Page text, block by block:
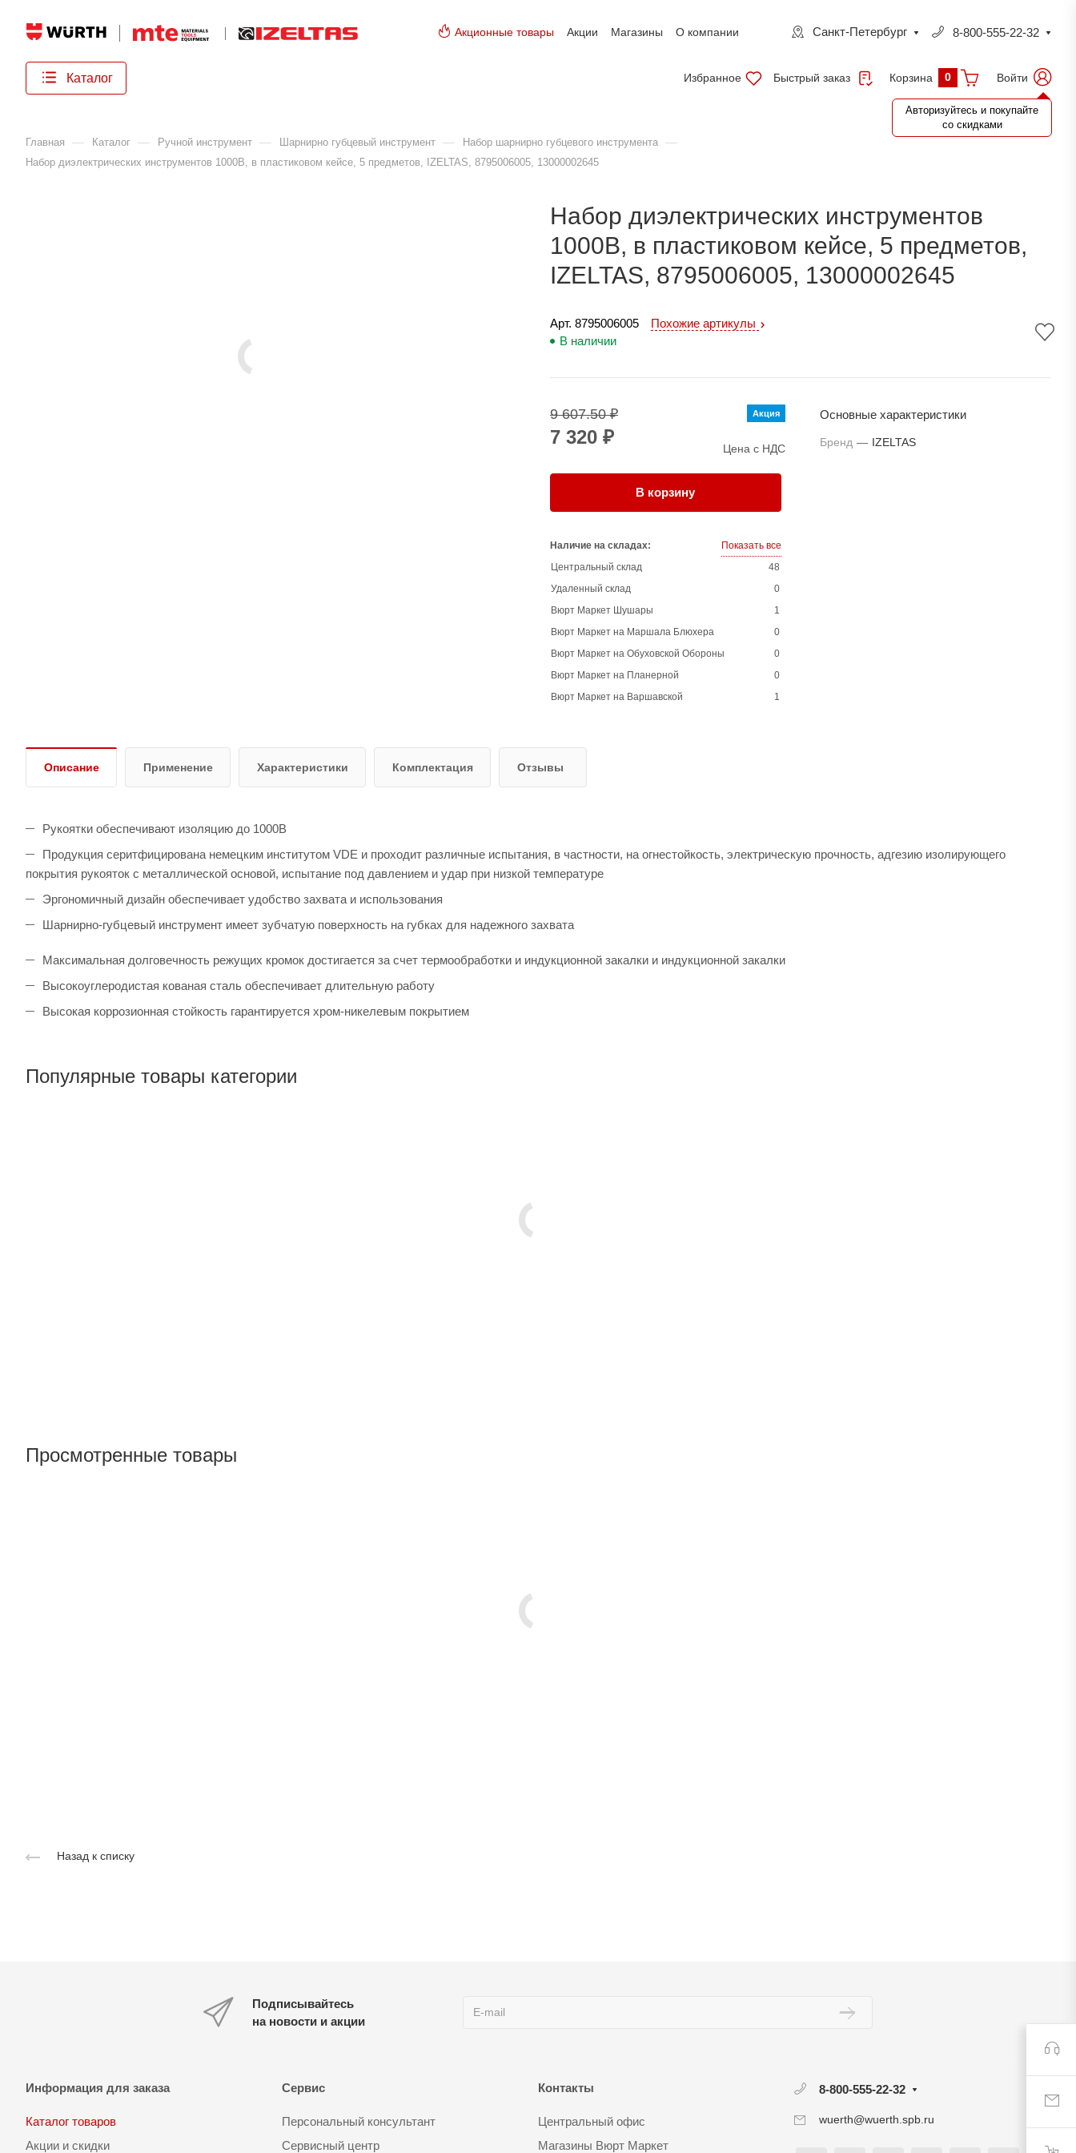
Акционные товары Акции Магазины О компании Санкт-Петербург 8-800-555-22-32
Каталог Избранное Быстрый заказ Корзина 0 Войти
Авторизуйтесь и покупайте
со скидками
Главная
— Каталог — Ручной инструмент — Шарнирно губцевый инструмент — Набор шарнирно губцевого инструмента —
Набор диэлектрических инструментов 1000В, в пластиковом кейсе, 5 предметов, IZELTAS, 8795006005, 13000002645
Набор диэлектрических инструментов
1000В, в пластиковом кейсе, 5 предметов,
IZELTAS, 8795006005, 13000002645
Арт. 8795006005
Похожие артикулы
В наличии
9 607.50 ₽
7 320 ₽
Акция
Цена с НДС
В корзину
Наличие на складах:
Показать все
Центральный склад
48
Удаленный склад
0
Вюрт Маркет Шушары
1
Вюрт Маркет на Маршала Блюхера
0
Вюрт Маркет на Обуховской Обороны
0
Вюрт Маркет на Планерной
0
Вюрт Маркет на Варшавской
1
Основные характеристики
Бренд — IZELTAS
Описание Применение Характеристики Комплектация Отзывы
Рукоятки обеспечивают изоляцию до 1000В
Продукция серитфицирована немецким институтом VDE и проходит различные испытания, в частности, на огнестойкость, электрическую прочность, адгезию изолирующего
покрытия рукояток с металлической основой, испытание под давлением и удар при низкой температуре
Эргономичный дизайн обеспечивает удобство захвата и использования
Шарнирно-губцевый инструмент имеет зубчатую поверхность на губках для надежного захвата
Максимальная долговечность режущих кромок достигается за счет термообработки и индукционной закалки и индукционной закалки
Высокоуглеродистая кованая сталь обеспечивает длительную работу
Высокая коррозионная стойкость гарантируется хром-никелевым покрытием
Популярные товары категории
Просмотренные товары
Назад к списку
Подписывайтесь
на новости и акции
Информация для заказа
Каталог товаров
Акции и скидки
Сервис
Персональный консультант
Сервисный центр
Контакты
Центральный офис
Магазины Вюрт Маркет
8-800-555-22-32
wuerth@wuerth.spb.ru